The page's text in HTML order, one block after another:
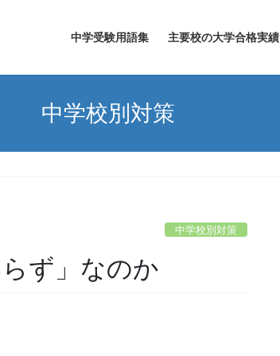
中学受験用語集 主要校の大学合格実績
中学校別対策
中学校別対策
ず」なのか